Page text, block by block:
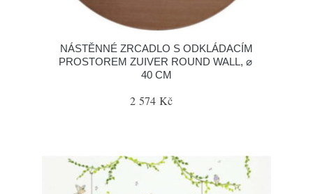
NÁSTĚNNÉ ZRCADLO S ODKLÁDACÍM
PROSTOREM ZUIVER ROUND WALL, ⌀
40 CM
2 574 Kč